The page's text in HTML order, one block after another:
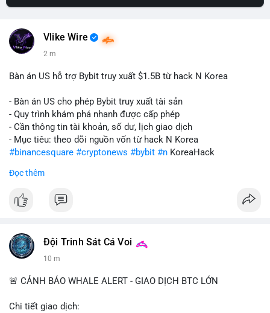
Vlike Wire
2 m
Bàn án US hỗ trợ Bybit truy xuất $1.5B từ hack N Korea
- Bàn án US cho phép Bybit truy xuất tài sản
- Quy trình khám phá nhanh được cấp phép
- Cần thông tin tài khoản, số dư, lịch giao dịch
- Mục tiêu: theo dõi nguồn vốn từ hack N Korea
#binancesquare #cryptonews #bybit #n KoreaHack
$btc $eth
#vlikevn #titanbot
Đọc thêm
Đội Trinh Sát Cá Voi
10 m
🚨 CẢNH BÁO WHALE ALERT - GIAO DỊCH BTC LỚN
Chi tiết giao dịch: